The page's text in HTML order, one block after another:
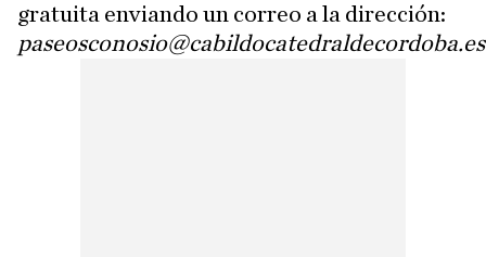
gratuita enviando un correo a la dirección:
paseosconosio@cabildocatedraldecordoba.es